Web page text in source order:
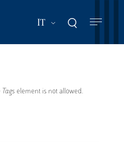
IT Mostra ulteriori
Tags element is not allowed.